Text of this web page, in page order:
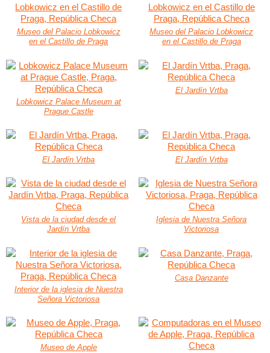
Museo del Palacio Lobkowicz
en el Castillo de Praga
Museo del Palacio Lobkowicz
en el Castillo de Praga
Lobkowicz Palace Museum at
Prague Castle
El Jardín Vrtba
El Jardín Vrtba El Jardín Vrtba
Vista de la ciudad desde el
Jardín Vrtba
Iglesia de Nuestra Señora
Victoriosa
Interior de la iglesia de Nuestra
Señora Victoriosa
Casa Danzante
Museo de Apple